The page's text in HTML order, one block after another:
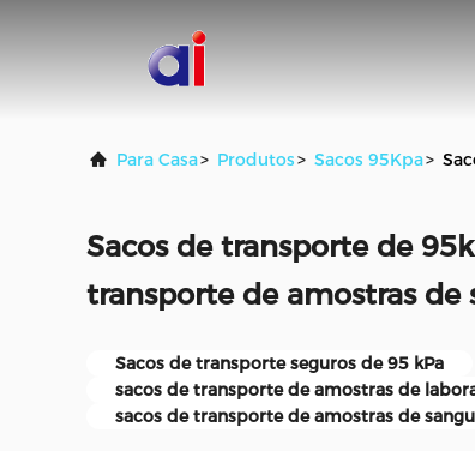
Para Casa> Produtos> Sacos 95Kpa>
Sacos de transporte de
transporte de amostras de
Sacos de transporte seguros de 95 kPa
sacos de transporte de amostras de
sacos de transporte de amostras de